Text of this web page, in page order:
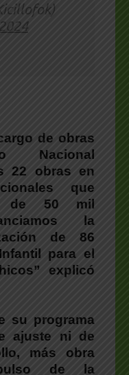
de obras
Nacional
22 obras en
que
de 50 mil
la
de 86
para el
explicó
su programa
ajuste ni de
más obra
de la